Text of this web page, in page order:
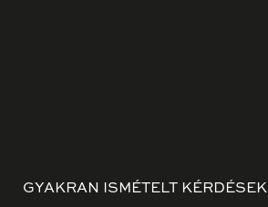
GYAKRAN ISMÉTELT KÉRDÉSEK